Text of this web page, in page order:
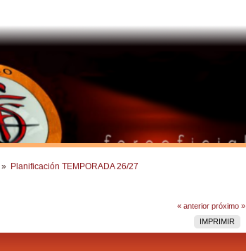
» Planificación TEMPORADA 26/27
« anterior próximo »
IMPRIMIR